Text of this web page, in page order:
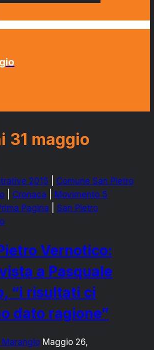
31 maggio
2015
Comune San Pietro
Cronaca
Movimento 5
Pagina
San Pietro
Vernotico:
a Pasquale
“i risultati ci
dato ragione”
Marangio Maggio 26,